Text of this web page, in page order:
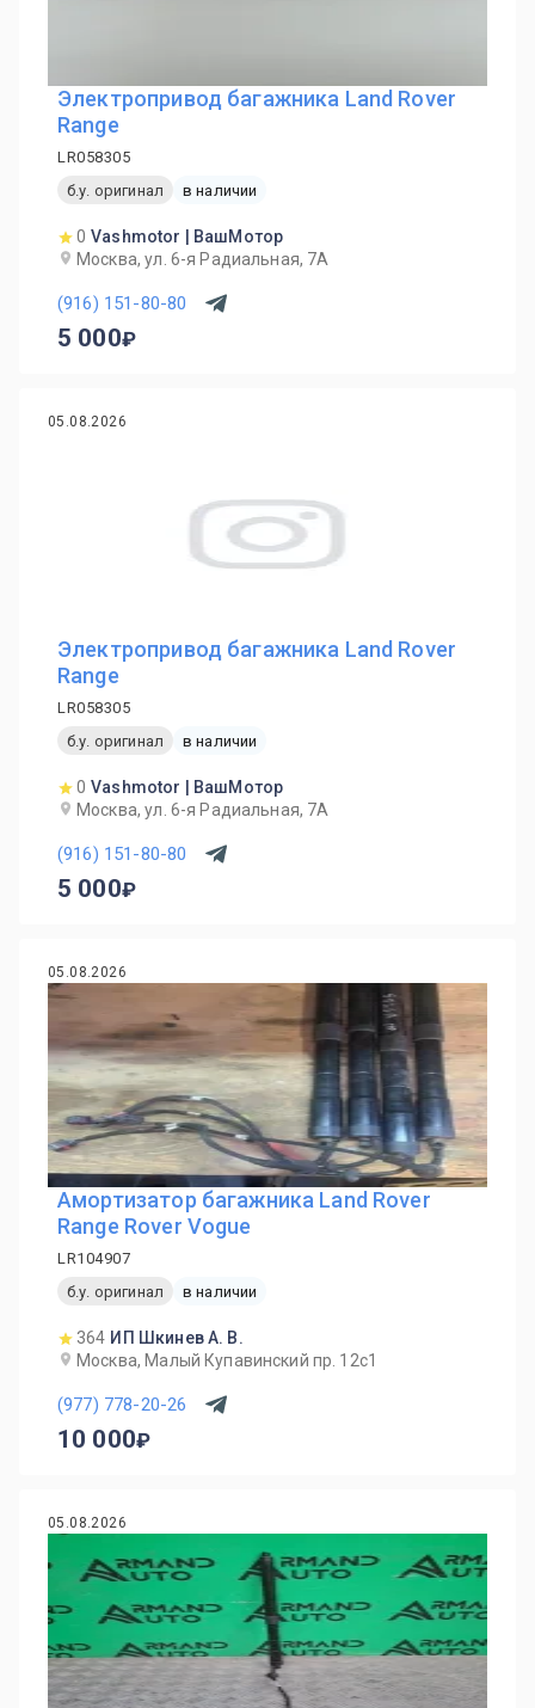
Электропривод багажника Land Rover
Range
LR058305
б.у. оригинал
в наличии
0 Vashmotor | ВашМотор
Москва, ул. 6-я Радиальная, 7А
(916) 151-80-80
5 000
05.08.2026
Электропривод багажника Land Rover
Range
LR058305
б.у. оригинал
в наличии
0 Vashmotor | ВашМотор
Москва, ул. 6-я Радиальная, 7А
(916) 151-80-80
5 000
05.08.2026
Амортизатор багажника Land Rover
Range Rover Vogue
LR104907
б.у. оригинал
в наличии
364 ИП Шкинев А. В.
Москва, Малый Купавинский пр. 12с1
(977) 778-20-26
10 000
05.08.2026